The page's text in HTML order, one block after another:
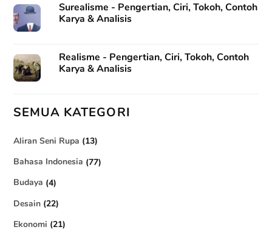
Surealisme - Pengertian, Ciri, Tokoh, Contoh
Karya & Analisis
Realisme - Pengertian, Ciri, Tokoh, Contoh
Karya & Analisis
SEMUA KATEGORI
Aliran Seni Rupa (13)
Bahasa Indonesia (77)
Budaya (4)
Desain (22)
Ekonomi (21)